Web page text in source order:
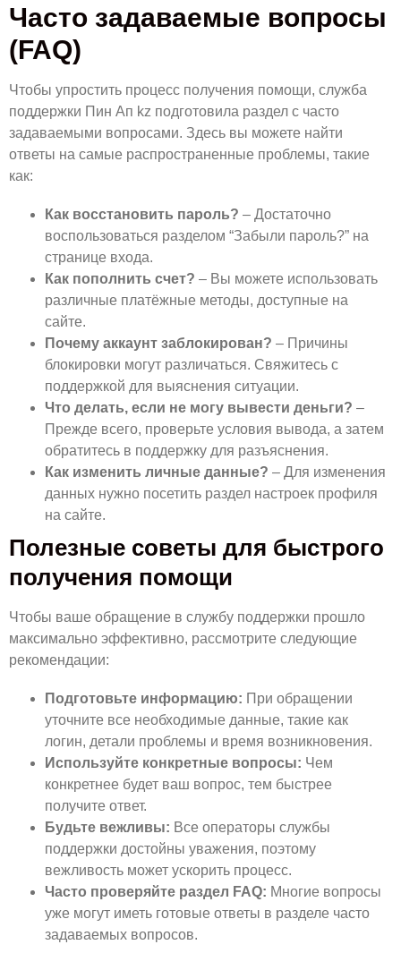
Часто задаваемые вопросы
(FAQ)
Чтобы упростить процесс получения помощи, служба
поддержки Пин Ап kz подготовила раздел с часто
задаваемыми вопросами. Здесь вы можете найти
ответы на самые распространенные проблемы, такие
как:
Как восстановить пароль? – Достаточно
воспользоваться разделом “Забыли пароль?” на
странице входа.
Как пополнить счет? – Вы можете использовать
различные платёжные методы, доступные на
сайте.
Почему аккаунт заблокирован? – Причины
блокировки могут различаться. Свяжитесь с
поддержкой для выяснения ситуации.
Что делать, если не могу вывести деньги? –
Прежде всего, проверьте условия вывода, а затем
обратитесь в поддержку для разъяснения.
Как изменить личные данные? – Для изменения
данных нужно посетить раздел настроек профиля
на сайте.
Полезные советы для быстрого
получения помощи
Чтобы ваше обращение в службу поддержки прошло
максимально эффективно, рассмотрите следующие
рекомендации:
Подготовьте информацию: При обращении
уточните все необходимые данные, такие как
логин, детали проблемы и время возникновения.
Используйте конкретные вопросы: Чем
конкретнее будет ваш вопрос, тем быстрее
получите ответ.
Будьте вежливы: Все операторы службы
поддержки достойны уважения, поэтому
вежливость может ускорить процесс.
Часто проверяйте раздел FAQ: Многие вопросы
уже могут иметь готовые ответы в разделе часто
задаваемых вопросов.